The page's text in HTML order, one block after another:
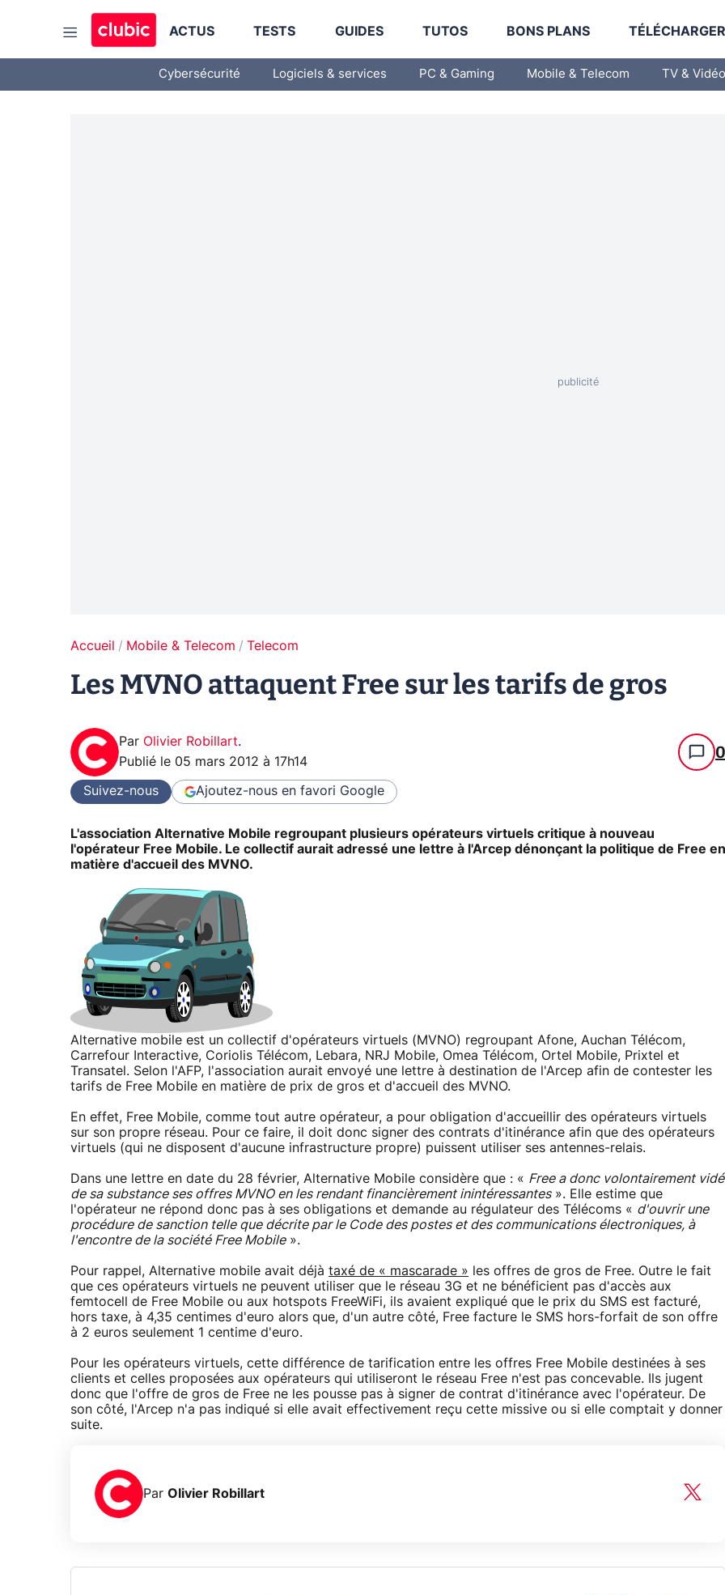
ACTUS TESTS GUIDES TUTOS BONS PLANS
Cybersécurité Logiciels & services PC & Gaming Mobile & Telecom TV & Vidéo
Accueil Mobile & Telecom Telecom
Les MVNO attaquent Free sur les tarifs de gros
Par Olivier Robillart.
Publié le 05 mars 2012 à 17h14 0
Suivez-nous Ajoutez-nous en favori Google
L'association Alternative Mobile regroupant plusieurs opérateurs virtuels critique à nouveau
l'opérateur Free Mobile. Le collectif aurait adressé une lettre à l'Arcep dénonçant la politique de Free en
matière d'accueil des MVNO.
Alternative mobile est un collectif d'opérateurs virtuels (MVNO) regroupant Afone, Auchan Télécom,
Carrefour Interactive, Coriolis Télécom, Lebara, NRJ Mobile, Omea Télécom, Ortel Mobile, Prixtel et
Transatel. Selon l'AFP, l'association aurait envoyé une lettre à destination de l'Arcep afin de contester les
tarifs de Free Mobile en matière de prix de gros et d'accueil des MVNO.
En effet, Free Mobile, comme tout autre opérateur, a pour obligation d'accueillir des opérateurs virtuels
sur son propre réseau. Pour ce faire, il doit donc signer des contrats d'itinérance afin que des opérateurs
virtuels (qui ne disposent d'aucune infrastructure propre) puissent utiliser ses antennes-relais.
Dans une lettre en date du 28 février, Alternative Mobile considère que : « Free a donc volontairement vidé
de sa substance ses offres MVNO en les rendant financièrement inintéressantes». Elle estime que
l'opérateur ne répond donc pas à ses obligations et demande au régulateur des Télécoms « d'ouvrir une
procédure de sanction telle que décrite par le Code des postes et des communications électroniques, à
l'encontre de la société Free Mobile».
Pour rappel, Alternative mobile avait déjà taxé de « mascarade » les offres de gros de Free. Outre le fait
que ces opérateurs virtuels ne peuvent utiliser que le réseau 3G et ne bénéficient pas d'accès aux
femtocell de Free Mobile ou aux hotspots FreeWiFi, ils avaient expliqué que le prix du SMS est facturé,
hors taxe, à 4,35 centimes d'euro alors que, d'un autre côté, Free facture le SMS hors-forfait de son offre
à 2 euros seulement 1 centime d'euro.
Pour les opérateurs virtuels, cette différence de tarification entre les offres Free Mobile destinées à ses
clients et celles proposées aux opérateurs qui utiliseront le réseau Free n'est pas concevable. Ils jugent
donc que l'offre de gros de Free ne les pousse pas à signer de contrat d'itinérance avec l'opérateur. De
son côté, l'Arcep n'a pas indiqué si elle avait effectivement reçu cette missive ou si elle comptait y donner
suite.
Par Olivier Robillart